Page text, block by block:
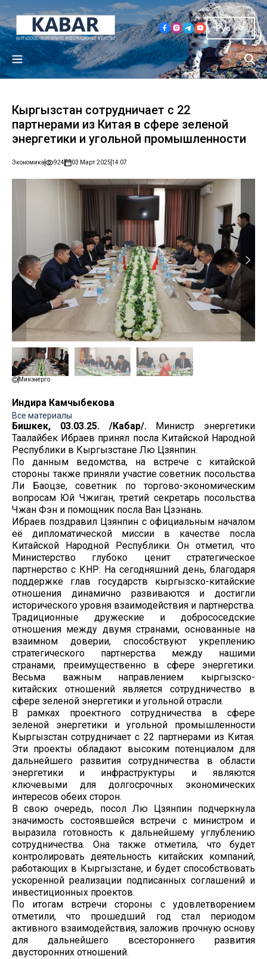
Рус
Кыргызстан сотрудничает с 22
партнерами из Китая в сфере зеленой
энергетики и угольной промышленности
Экономика 924 03 Март 2025 14:07
Минэнерго
Индира Камчыбекова
Все материалы
Бишкек, 03.03.25. /Кабар/.Министр энергетики
Таалайбек Ибраев принял посла Китайской Народной
Республики в Кыргызстане Лю Цзянпин.
По данным ведомства, на встрече с китайской
стороны также приняли участие советник посольства
Ли Баоцзе, советник по торгово-экономическим
вопросам Юй Чжиган, третий секретарь посольства
Чжан Фэн и помощник посла Ван Цзэнань.
Ибраев поздравил Цзянпин с официальным началом
её дипломатической миссии в качестве посла
Китайской Народной Республики. Он отметил, что
Министерство глубоко ценит стратегическое
партнерство с КНР. На сегодняшний день, благодаря
поддержке глав государств кыргызско-китайские
отношения динамично развиваются и достигли
исторического уровня взаимодействия и партнерства.
Традиционные дружеские и добрососедские
отношения между двумя странами, основанные на
взаимном доверии, способствуют укреплению
стратегического партнерства между нашими
странами, преимущественно в сфере энергетики.
Весьма важным направлением кыргызско-
китайских отношений является сотрудничество в
сфере зеленой энергетики и угольной отрасли.
В рамках проектного сотрудничества в сфере
зеленой энергетики и угольной промышленности
Кыргызстан сотрудничает с 22 партнерами из Китая.
Эти проекты обладают высоким потенциалом для
дальнейшего развития сотрудничества в области
энергетики и инфраструктуры и являются
ключевыми для долгосрочных экономических
интересов обеих сторон.
В свою очередь, посол Лю Цзянпин подчеркнула
значимость состоявшейся встречи с министром и
выразила готовность к дальнейшему углублению
сотрудничества. Она также отметила, что будет
контролировать деятельность китайских компаний,
работающих в Кыргызстане, и будет способствовать
ускоренной реализации подписанных соглашений и
инвестиционных проектов.
По итогам встречи стороны с удовлетворением
отметили, что прошедший год стал периодом
активного взаимодействия, заложив прочную основу
для дальнейшего всестороннего развития
двусторонних отношений.